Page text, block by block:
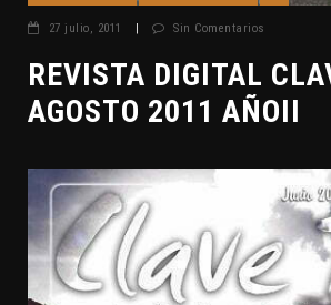
27 julio, 2011 Sin Comentarios
REVISTA DIGITAL
AGOSTO 2011 AÑOII